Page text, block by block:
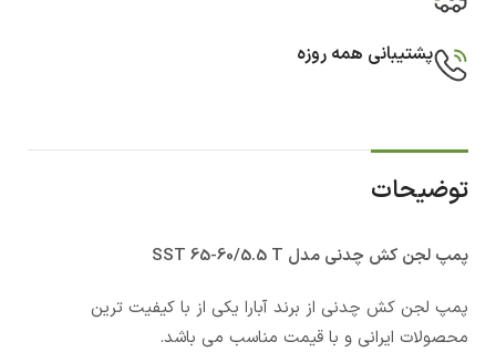
پشتیبانی همه روزه
توضیحات
پمپ لجن کش چدنی مدل SST 65-60/5.5 T
پمپ لجن کش چدنی از برند آبارا یکی از با کیفیت ترین
محصولات ایرانی و با قیمت مناسب می باشد.